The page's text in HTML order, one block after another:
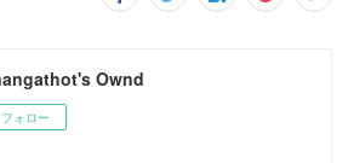
Ownd
フォロー